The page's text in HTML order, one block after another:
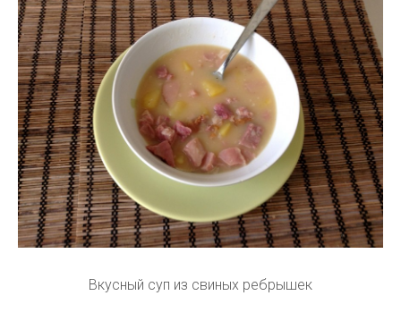
Вкусный суп из свиных ребрышек